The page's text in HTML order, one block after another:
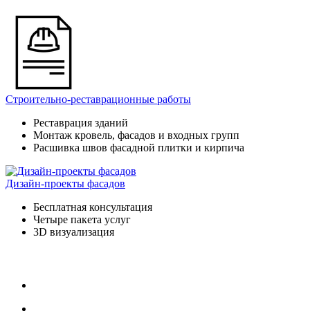
Строительно-реставрационные работы
Реставрация зданий
Монтаж кровель, фасадов и входных групп
Расшивка швов фасадной плитки и кирпича
Дизайн-проекты фасадов
Бесплатная консультация
Четыре пакета услуг
3D визуализация